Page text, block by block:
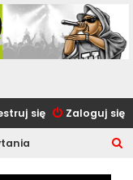
Zaloguj się
się